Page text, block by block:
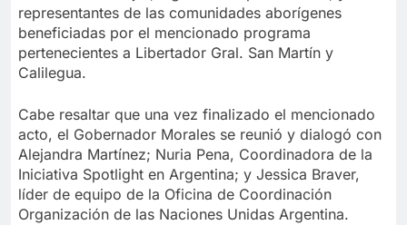
representantes de las comunidades aborígenes
beneficiadas por el mencionado programa
pertenecientes a Libertador Gral. San Martín y
Calilegua.
Cabe resaltar que una vez finalizado el mencionado
acto, el Gobernador Morales se reunió y dialogó con
Alejandra Martínez; Nuria Pena, Coordinadora de la
Iniciativa Spotlight en Argentina; y Jessica Braver,
líder de equipo de la Oficina de Coordinación
Organización de las Naciones Unidas Argentina.